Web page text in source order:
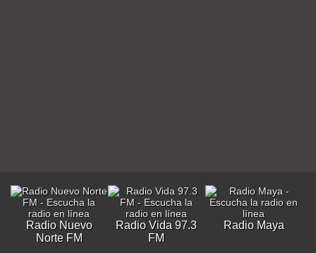
Radio Nuevo
Norte FM
Radio Vida 97.3
FM
Radio Maya